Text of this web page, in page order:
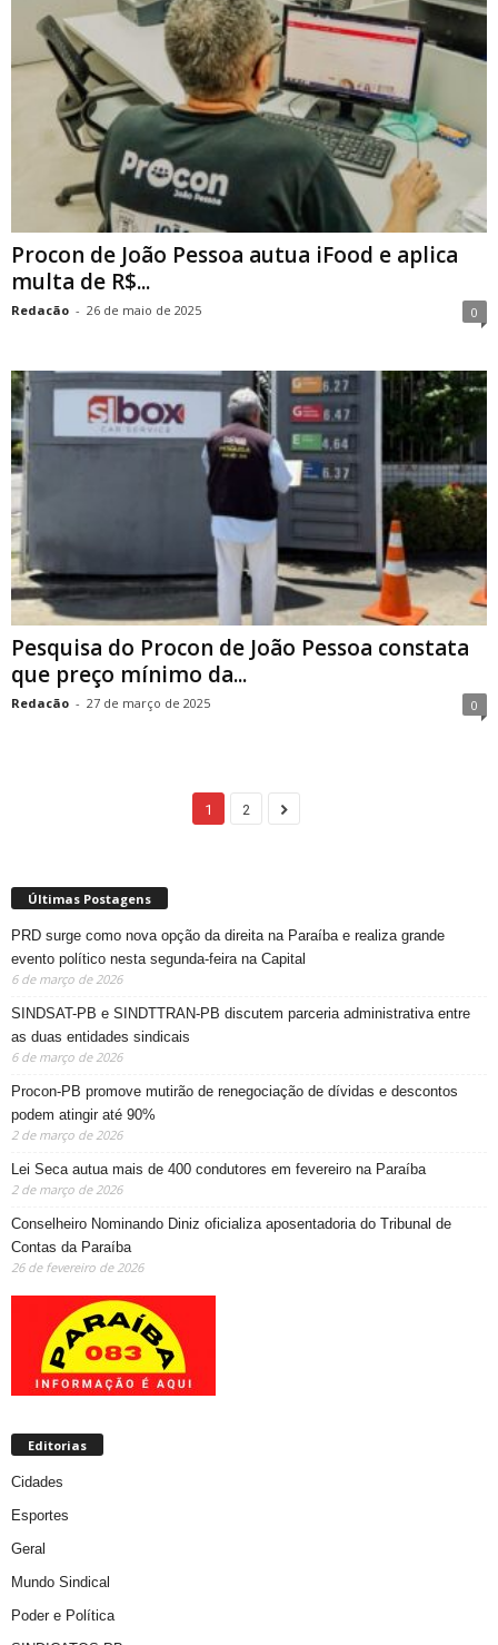
Procon de João Pessoa autua iFood e aplica
multa de R$...
Redacão - 26 de maio de 2025 0
Pesquisa do Procon de João Pessoa constata
que preço mínimo da...
Redacão - 27 de março de 2025 0
1 2
Últimas Postagens
PRD surge como nova opção da direita na Paraíba e realiza grande
evento político nesta segunda-feira na Capital
6 de março de 2026
SINDSAT-PB e SINDTTRAN-PB discutem parceria administrativa entre
as duas entidades sindicais
6 de março de 2026
Procon-PB promove mutirão de renegociação de dívidas e descontos
podem atingir até 90%
2 de março de 2026
Lei Seca autua mais de 400 condutores em fevereiro na Paraíba
2 de março de 2026
Conselheiro Nominando Diniz oficializa aposentadoria do Tribunal de
Contas da Paraíba
26 de fevereiro de 2026
Editorias
Cidades
Esportes
Geral
Mundo Sindical
Poder e Política